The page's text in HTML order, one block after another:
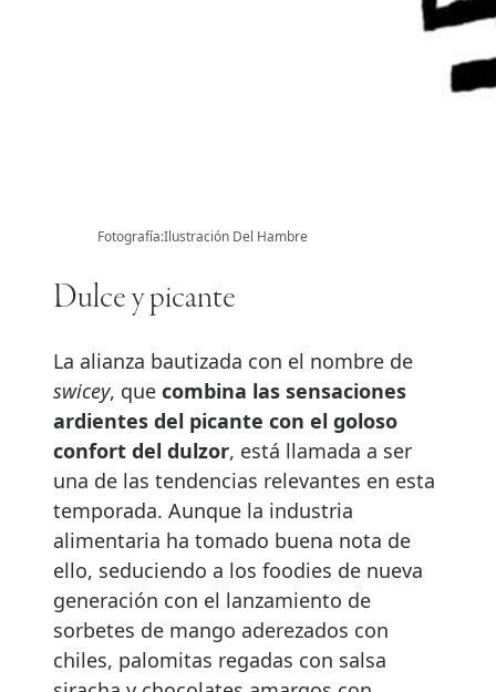
Fotografía:Ilustración Del Hambre
Dulce y picante
La alianza bautizada con el nombre de
swicey, que combina las sensaciones
ardientes del picante con el goloso
confort del dulzor, está llamada a ser
una de las tendencias relevantes en esta
temporada. Aunque la industria
alimentaria ha tomado buena nota de
ello, seduciendo a los foodies de nueva
generación con el lanzamiento de
sorbetes de mango aderezados con
chiles, palomitas regadas con salsa